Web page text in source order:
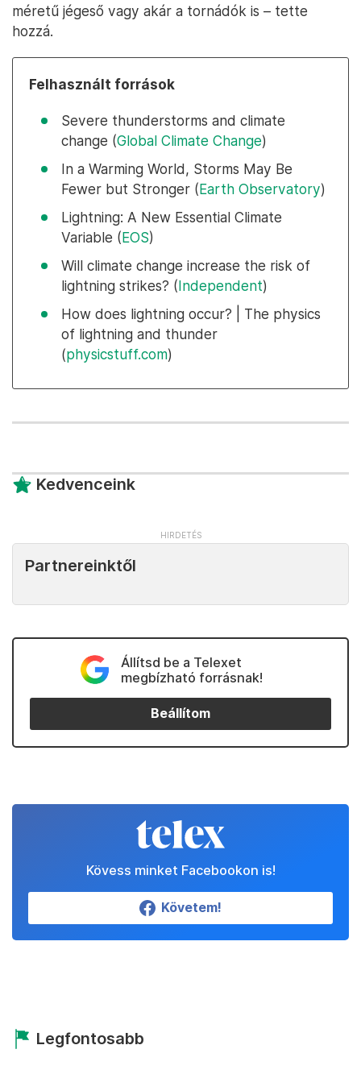
méretű jégeső vagy akár a tornádók is – tette
hozzá.
Felhasznált források
Severe thunderstorms and climate
change (Global Climate Change)
In a Warming World, Storms May Be
Fewer but Stronger (Earth Observatory)
Lightning: A New Essential Climate
Variable (EOS)
Will climate change increase the risk of
lightning strikes? (Independent)
How does lightning occur? | The physics
of lightning and thunder
(physicstuff.com)
Kedvenceink
Partnereinktől
Állítsd be a Telexet
megbízható forrásnak!
Beállítom
Kövess minket Facebookon is!
Követem!
Legfontosabb